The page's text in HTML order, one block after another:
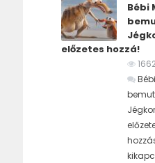
Bébi
előzetes hozzá!